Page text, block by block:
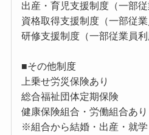
出産・育児支援制度（一部従
資格取得支援制度（一部従業
研修支援制度（一部従業員利
■その他制度
上乗せ労災保険あり
総合福祉団体定期保険
健康保険組合・労働組合あり
※組合から結婚・出産・就